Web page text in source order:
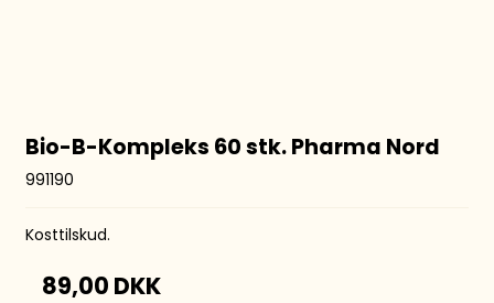
Bio-B-Kompleks 60 stk. Pharma Nord
991190
Kosttilskud.
89,00 DKK